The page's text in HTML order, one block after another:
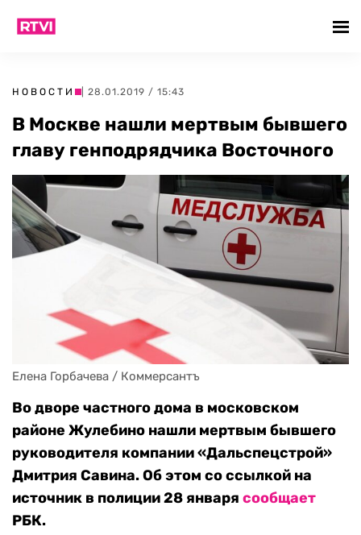
НОВОСТИ | 28.01.2019 / 15:43
В Москве нашли мертвым бывшего
главу генподрядчика Восточного
Елена Горбачева / Коммерсантъ
Во дворе частного дома в московском
районе Жулебино нашли мертвым бывшего
руководителя компании «Дальспецстрой»
Дмитрия Савина. Об этом со ссылкой на
источник в полиции 28 января сообщает
РБК.